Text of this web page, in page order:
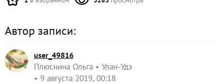
Автор записи:
user_49816
Плюснина Ольга
Улан-Удэ
9 августа 2019, 00:18